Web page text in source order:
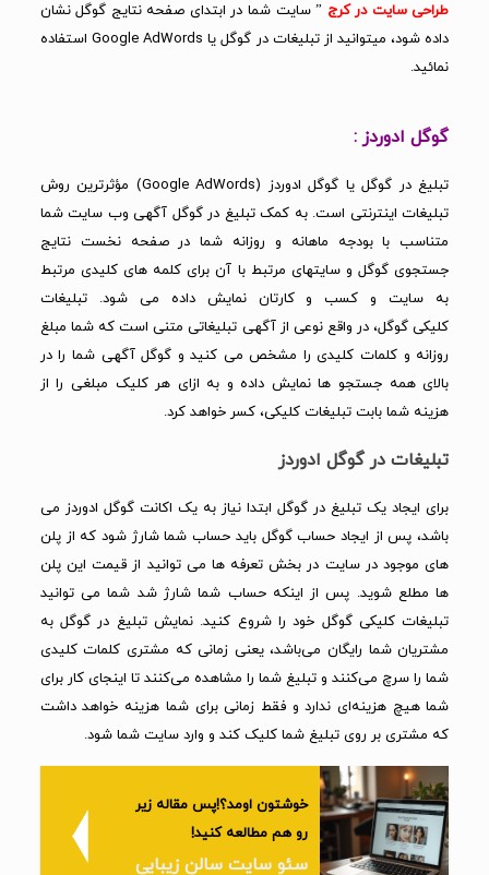
طراحی سایت در کرج ” سایت شما در ابتدای صفحه نتایج گوگل نشان
داده شود، میتوانید از تبلیغات در گوگل یا Google AdWords استفاده
نمائید.
گوگل ادوردز :
تبلیغ در گوگل یا گوگل ادوردز (Google AdWords) مؤثرترین روش
تبلیغات اینترنتی است. به کمک تبلیغ در گوگل آگهی وب سایت شما
متناسب با بودجه ماهانه و روزانه شما در صفحه نخست نتایج
جستجوی گوگل و سایتهای مرتبط با آن برای کلمه های کلیدی مرتبط
به سایت و کسب و کارتان نمایش داده می شود. تبلیغات
کلیکی گوگل، در واقع نوعی از آگهی تبلیغاتی متنی است که شما مبلغ
روزانه و کلمات کلیدی را مشخص می کنید و گوگل آگهی شما را در
بالای همه جستجو ها نمایش داده و به ازای هر کلیک مبلغی را از
هزینه شما بابت تبلیغات کلیکی، کسر خواهد کرد.
تبلیغات در گوگل ادوردز
برای ایجاد یک تبلیغ در گوگل ابتدا نیاز به یک اکانت گوگل ادوردز می
باشد، پس از ایجاد حساب گوگل باید حساب شما شارژ شود که از پلن
های موجود در سایت در بخش تعرفه ها می توانید از قیمت این پلن
ها مطلع شوید. پس از اینکه حساب شما شارژ شد شما می توانید
تبلیغات کلیکی گوگل خود را شروع کنید. نمایش تبلیغ در گوگل به
مشتریان شما رایگان می‌باشد، یعنی زمانی که مشتری کلمات کلیدی
شما را سرچ می‌کنند و تبلیغ شما را مشاهده می‌کنند تا اینجای کار برای
شما هیچ هزینه‌ای ندارد و فقط زمانی برای شما هزینه خواهد داشت
که مشتری بر روی تبلیغ شما کلیک کند و وارد سایت شما شود.
خوشتون اومد؟!پس مقاله زیر
رو هم مطالعه کنید!
سئو سایت سالن زیبایی